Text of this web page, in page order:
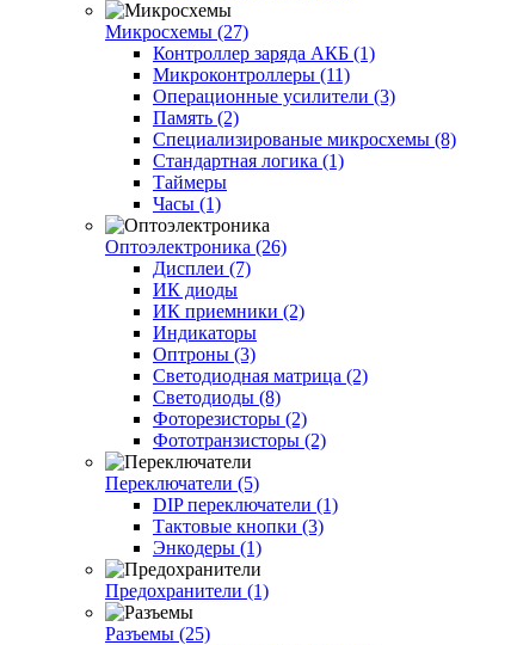
Микросхемы (27)
Контроллер заряда АКБ (1)
Микроконтроллеры (11)
Операционные усилители (3)
Память (2)
Специализированые микросхемы (8)
Стандартная логика (1)
Таймеры
Часы (1)
Оптоэлектроника (26)
Дисплеи (7)
ИК диоды
ИК приемники (2)
Индикаторы
Оптроны (3)
Светодиодная матрица (2)
Светодиоды (8)
Фоторезисторы (2)
Фототранзисторы (2)
Переключатели (5)
DIP переключатели (1)
Тактовые кнопки (3)
Энкодеры (1)
Предохранители (1)
Разъемы (25)